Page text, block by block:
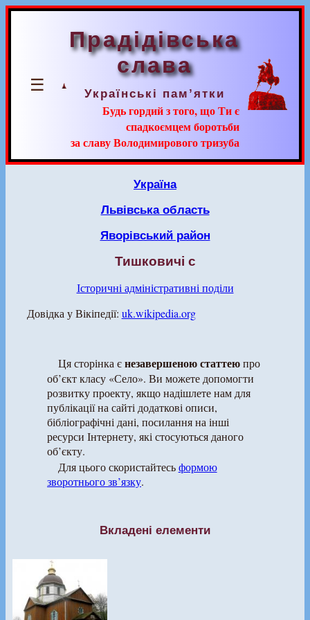
☰
Прадідівська
слава
Українські пам’ятки
Будь гордий з того, що Ти є
спадкоємцем боротьби
за славу Володимирового тризуба
Україна
Львівська область
Яворівський район
Тишковичі с
Історичні адміністративні поділи
Довідка у Вікіпедії: uk.wikipedia.org
Ця сторінка єнезавершеною статтеюпро
об’єкт класу «Село». Ви можете допомогти
розвитку проекту, якщо надішлете нам для
публікації на сайті додаткові описи,
бібліографічні дані, посилання на інші
ресурси Інтернету, які стосуються даного
об’єкту.
Для цього скористайтесьформою
зворотнього зв’язку.
Вкладені елементи